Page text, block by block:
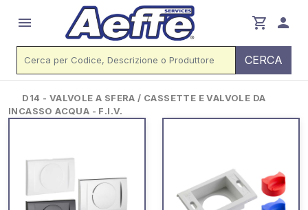
menu shopping_cart person
CERCA
D14 - VALVOLE A SFERA / CASSETTE E VALVOLE DA
INCASSO ACQUA - F.I.V.